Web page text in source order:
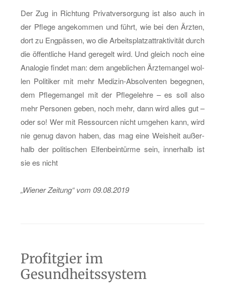
Der Zug in Rich­tung Pri­vat­ver­sor­gung ist also auch in
der Pfle­ge an­ge­kom­men und führt, wie bei den Ärz­ten,
dort zu Eng­päs­sen, wo die Ar­beits­platz­at­trak­ti­vi­tät durch
die öf­fent­li­che Hand ge­re­gelt wird. Und gleich noch eine
Ana­lo­gie fin­det man: dem an­geb­li­chen Ärz­te­man­gel wol­
len Po­li­ti­ker mit mehr Me­di­zin-Ab­sol­ven­ten be­geg­nen,
dem Pfle­ge­man­gel mit der Pfle­ge­leh­re – es soll also
mehr Per­so­nen geben, noch mehr, dann wird alles gut –
oder so! Wer mit Res­sour­cen nicht um­ge­hen kann, wird
nie genug davon haben, das mag eine Weis­heit au­ßer­
halb der po­li­ti­schen El­fen­bein­tür­me sein, in­ner­halb ist
sie es nicht
„Wie­ner Zei­tung“ vom 09.08.2019
Profitgier im
Gesundheitssystem